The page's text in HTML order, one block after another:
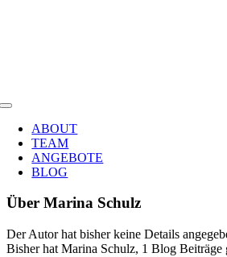
Toggle
NavigationABOUT
TEAM
ANGEBOTE
BLOG
Über Marina Schulz
Der Autor hat bisher keine Details
Bisher hat Marina Schulz, 1 Blog Beiträge